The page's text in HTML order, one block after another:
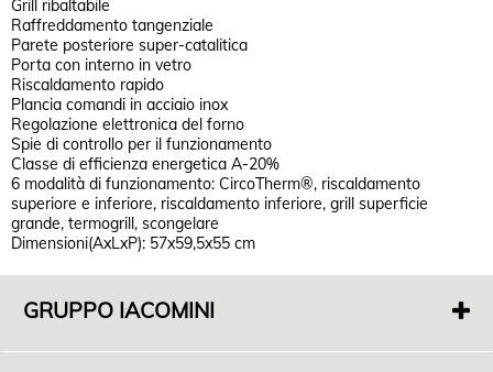
Grill ribaltabile
Raffreddamento tangenziale
Parete posteriore super-catalitica
Porta con interno in vetro
Riscaldamento rapido
Plancia comandi in acciaio inox
Regolazione elettronica del forno
Spie di controllo per il funzionamento
Classe di efficienza energetica A-20%
6 modalità di funzionamento: CircoTherm®, riscaldamento
superiore e inferiore, riscaldamento inferiore, grill superficie
grande, termogrill, scongelare
Dimensioni(AxLxP): 57x59,5x55 cm
GRUPPO IACOMINI